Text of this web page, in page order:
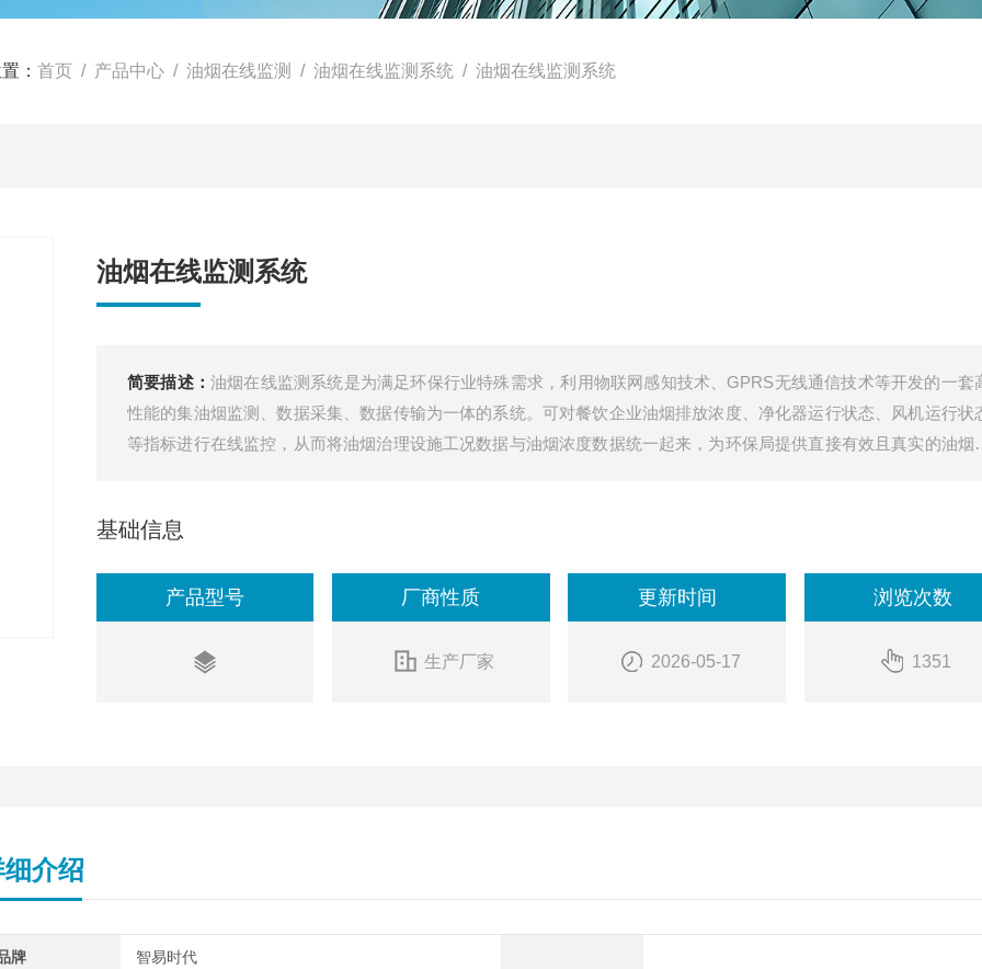
： 首页 / 产品中心 / 油烟在线监测 / 油烟在线监测系统 / 油烟在线监测系统
油烟在线监测系统
简要描述： 油烟在线监测系统是为满足环保行业特殊需求，利用物联网感知技术、GPRS无线通信技术等开发的一套
性能的集油烟监测、数据采集、数据传输为一体的系统。可对餐饮企业油烟排放浓度、净化器运行状态、风机运行状
等指标进行在线监控，从而将油烟治理设施工况数据与油烟浓度数据统一起来，为环保局提供直接有效且真实的油烟
基础信息
产品型号 厂商性质
生产厂家
更新时间
2026-05-17
浏览次数
1351
介绍
牌 智易时代